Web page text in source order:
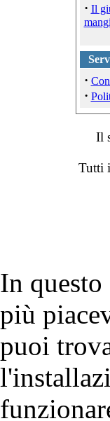
· Il
·
·
Il
Tutti
In
più
puoi